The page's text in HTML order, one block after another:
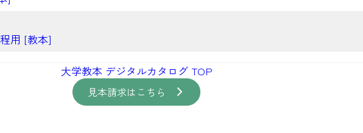
用 [教本]
大学教本 デジタルカタログ TOP
見本請求はこちら